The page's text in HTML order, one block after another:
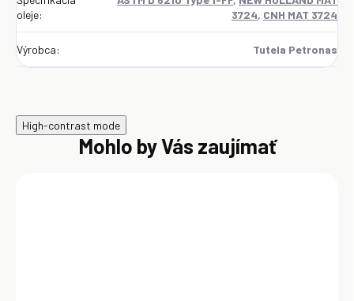
oleje:
3724, CNH MAT 3724
Výrobca: Tutela Petronas
High-contrast mode
Mohlo by Vás zaujímať